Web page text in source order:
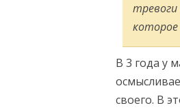
которое
В 3 года у
своего. В